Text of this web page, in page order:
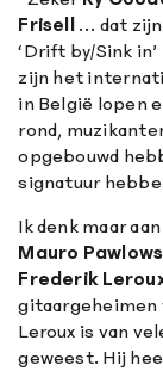
Frisell… dat zijn
‘Drift by/Sink
zijn het
in België lopen
rond,
opgebouwd
signatuur
Ik denk maar aan
Mauro
Frederik
gitaargeheimen
Leroux is van
geweest. Hij